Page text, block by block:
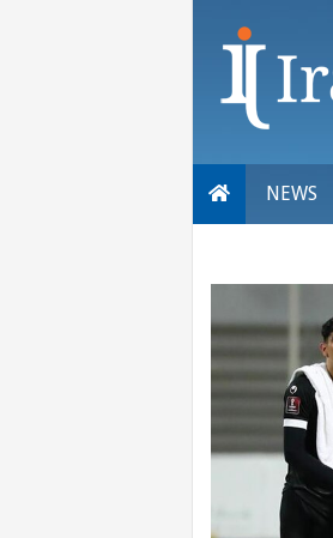
NEWS